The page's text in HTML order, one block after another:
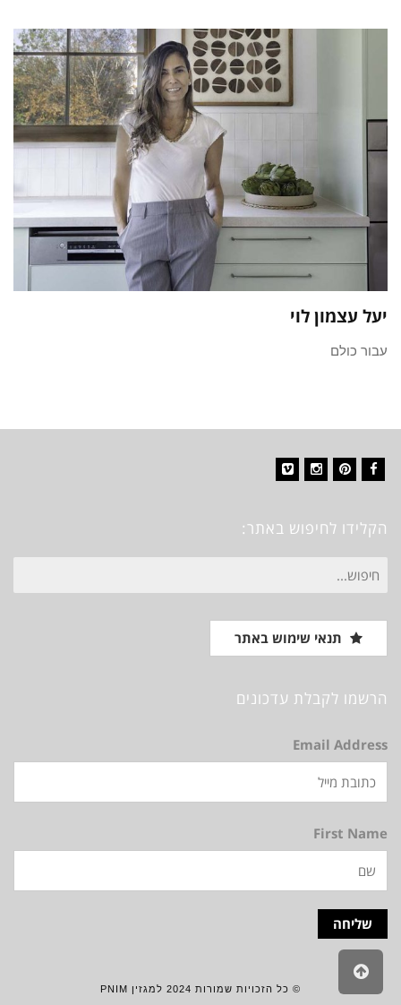
יעל עצמון לוי
עבור כולם
הקלידו לחיפוש באתר:
חיפוש
עבור:
תנאי שימוש באתר
הרשמו לקבלת עדכונים
Email Address
First Name
© כל הזכויות שמורות 2024 למגזין PNIM
גלילה
לראש